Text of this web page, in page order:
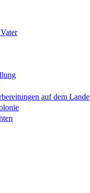
auf dem Lande